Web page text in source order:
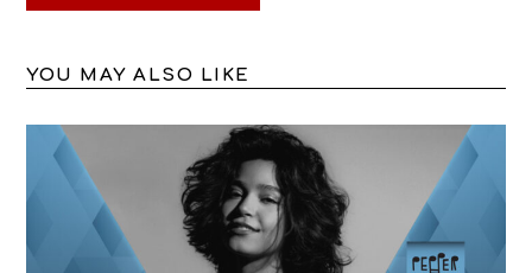
YOU MAY ALSO LIKE